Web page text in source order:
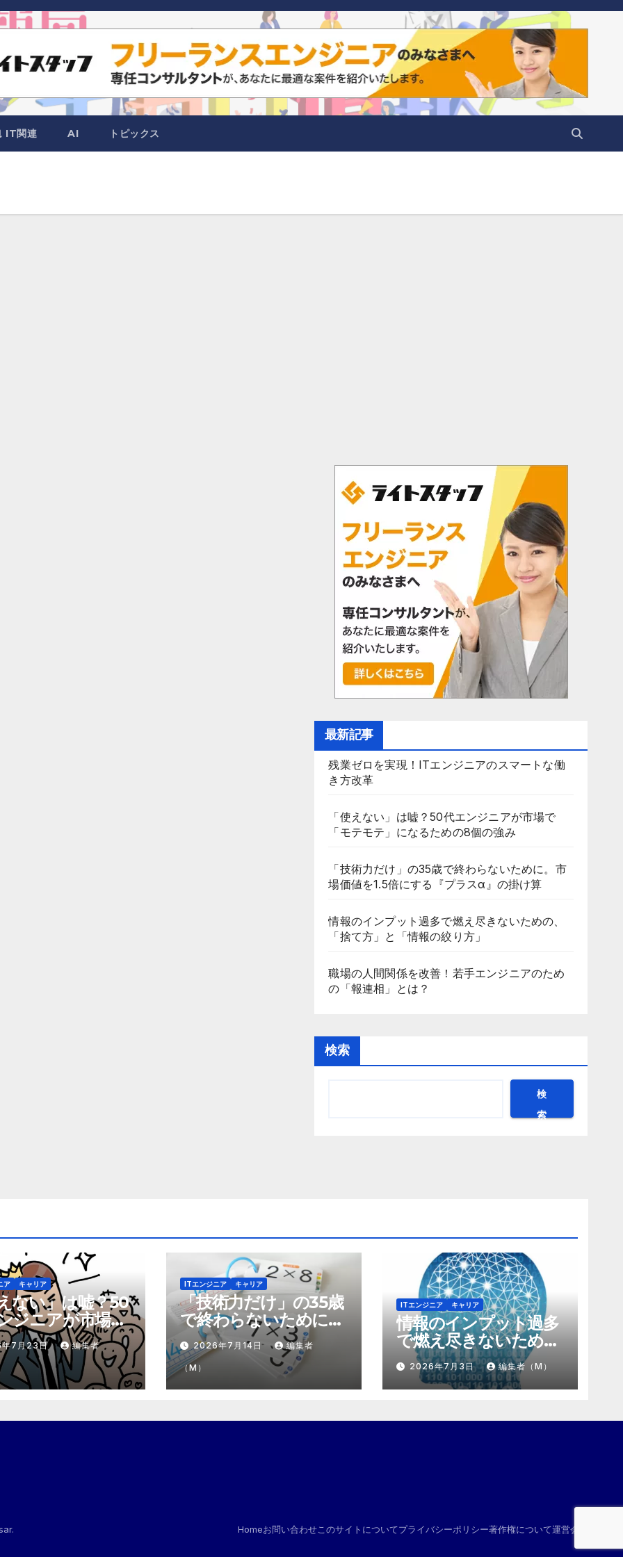
IT関連 AI トピックス
最新記事
残業ゼロを実現！ITエンジニアのスマートな働
き方改革
「使えない」は嘘？50代エンジニアが市場で
「モテモテ」になるための8個の強み
「技術力だけ」の35歳で終わらないために。市
場価値を1.5倍にする『プラスα』の掛け算
情報のインプット過多で燃え尽きないための、
「捨て方」と「情報の絞り方」
職場の人間関係を改善！若手エンジニアのため
の「報連相」とは？
検索
検
索
ア キャリア
ない」は嘘？50
ジニアが市場で
モテ」になるた
個の強み
7月23日 編集者
ITエンジニア キャリア
「技術力だけ」の35歳
で終わらないために。
市場価値を1.5倍にする
『プラスα』の掛け算
2026年7月14日 編集者
（M）
ITエンジニア キャリア
情報のインプット過多
で燃え尽きないため
の、「捨て方」と「情
報の絞り方」
2026年7月3日 編集者（M）
. Homeお問い合わせこのサイトについてプライバシーポリシー著作権について運営会社